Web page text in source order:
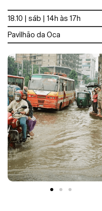
18.10 | sáb | 14h às 17h
Pavilhão da Oca